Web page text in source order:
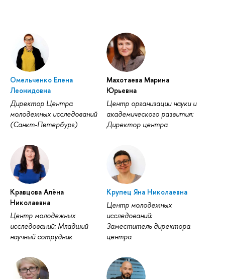
Омельченко Елена
Леонидовна
Директор Центра
молодежных исследований
(Санкт-Петербург)
Махотаева Марина
Юрьевна
Центр организации науки и
академического развития:
Директор центра
Кравцова Алёна
Николаевна
Центр молодежных
исследований: Младший
научный сотрудник
Крупец Яна Николаевна
Центр молодежных
исследований:
Заместитель директора
центра